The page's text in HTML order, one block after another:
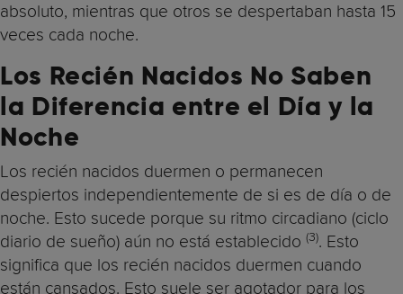
absoluto, mientras que otros se despertaban hasta 15
veces cada noche.
Los Recién Nacidos No Saben
la Diferencia entre el Día y la
Noche
Los recién nacidos duermen o permanecen
despiertos independientemente de si es de día o de
noche. Esto sucede porque su ritmo circadiano (ciclo
diario de sueño) aún no está establecido (3). Esto
significa que los recién nacidos duermen cuando
están cansados. Esto suele ser agotador para los